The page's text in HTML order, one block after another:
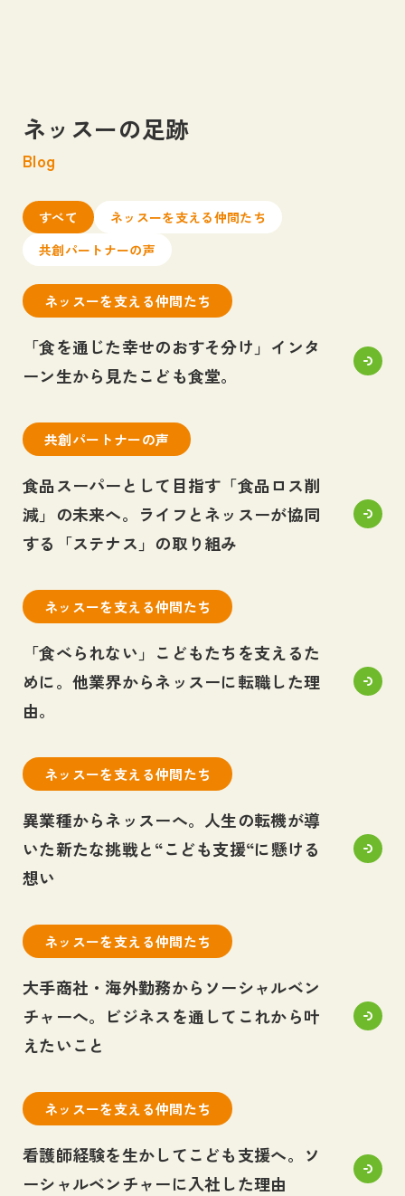
私たちについて
事業内容
Business
ネッスーの足跡
Blog
お知らせ
News
採用情報
Career
お問い合わせ
Contact
プライバシーポリシー
ネッスーの足跡
Blog
すべて
ネッスーを支える仲間たち
共創パートナーの声
ネッスーを支える仲間たち
「食を通じた幸せのおすそ分け」インタ
ーン生から見たこども食堂。
共創パートナーの声
食品スーパーとして目指す「食品ロス削
減」の未来へ。ライフとネッスーが協同
する「ステナス」の取り組み
ネッスーを支える仲間たち
「食べられない」こどもたちを支えるた
めに。他業界からネッスーに転職した理
由。
ネッスーを支える仲間たち
異業種からネッスーへ。人生の転機が導
いた新たな挑戦と“こども支援“に懸ける
想い
ネッスーを支える仲間たち
大手商社・海外勤務からソーシャルベン
チャーへ。ビジネスを通してこれから叶
えたいこと
ネッスーを支える仲間たち
看護師経験を生かしてこども支援へ。ソ
ーシャルベンチャーに入社した理由